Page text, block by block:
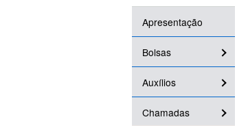
Apresentação
Bolsas
Auxílios
Chamadas